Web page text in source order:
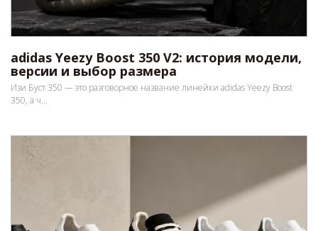
adidas Yeezy Boost 350 V2: история модели,
версии и выбор размера
Изи Буст 350 — это разговорное название линейки adidas Yeezy Boost
350, а ч...